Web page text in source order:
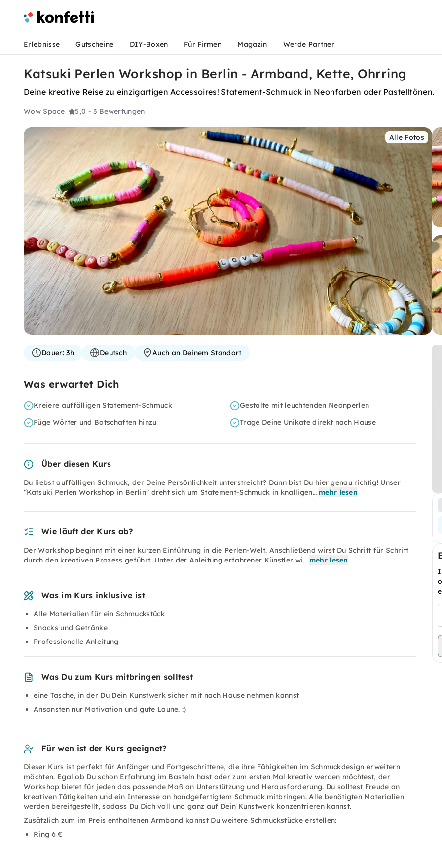
Erlebnisse Gutscheine DIY-Boxen Für Firmen Magazin Werde Partner
Katsuki Perlen Workshop in Berlin - Armband, Kette, Ohrring
Deine kreative Reise zu einzigartigen Accessoires! Statement-Schmuck in Neonfarben oder Pastelltönen.
Wow Space 5,0 - 3 Bewertungen
Alle Fotos
Dauer:3h Deutsch Auch an Deinem Standort
Was erwartet Dich
Kreiere auffälligen Statement-Schmuck
Gestalte mit leuchtenden Neonperlen
Füge Wörter und Botschaften hinzu
Trage Deine Unikate direkt nach Hause
Über diesen Kurs
Du liebst auffälligen Schmuck, der Deine Persönlichkeit unterstreicht? Dann bist Du hier genau richtig! Unser
“Katsuki Perlen Workshop in Berlin” dreht sich um Statement-Schmuck in knalligen… mehr lesen
Wie läuft der Kurs ab?
Der Workshop beginnt mit einer kurzen Einführung in die Perlen-Welt. Anschließend wirst Du Schritt für Schritt
durch den kreativen Prozess geführt. Unter der Anleitung erfahrener Künstler wi… mehr lesen
Was im Kurs inklusive ist
Alle Materialien für ein Schmuckstück
Snacks und Getränke
Professionelle Anleitung
Was Du zum Kurs mitbringen solltest
eine Tasche, in der Du Dein Kunstwerk sicher mit nach Hause nehmen kannst
Ansonsten nur Motivation und gute Laune. :)
Für wen ist der Kurs geeignet?
Dieser Kurs ist perfekt für Anfänger und Fortgeschrittene, die ihre Fähigkeiten im Schmuckdesign erweitern
möchten. Egal ob Du schon Erfahrung im Basteln hast oder zum ersten Mal kreativ werden möchtest, der
Workshop bietet für jeden das passende Maß an Unterstützung und Herausforderung. Du solltest Freude an
kreativen Tätigkeiten und ein Interesse an handgefertigtem Schmuck mitbringen. Alle benötigten Materialien
werden bereitgestellt, sodass Du Dich voll und ganz auf Dein Kunstwerk konzentrieren kannst.
Zusätzlich zum im Preis enthaltenen Armband kannst Du weitere Schmuckstücke erstellen:
Ring 6 €